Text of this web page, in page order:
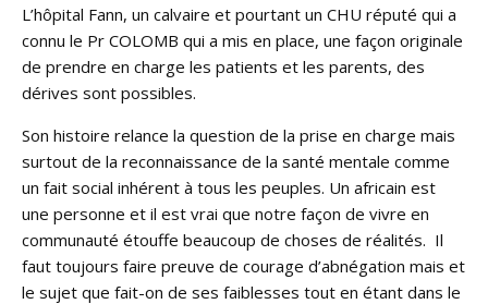
L’hôpital Fann, un calvaire et pourtant un CHU réputé qui a
connu le Pr COLOMB qui a mis en place, une façon originale
de prendre en charge les patients et les parents, des
dérives sont possibles.
Son histoire relance la question de la prise en charge mais
surtout de la reconnaissance de la santé mentale comme
un fait social inhérent à tous les peuples. Un africain est
une personne et il est vrai que notre façon de vivre en
communauté étouffe beaucoup de choses de réalités. Il
faut toujours faire preuve de courage d’abnégation mais et
le sujet que fait-on de ses faiblesses tout en étant dans le